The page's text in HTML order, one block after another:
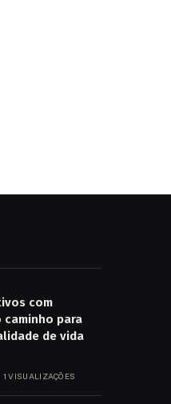
com
caminho para
de vida
1VISUALIZAÇÕES